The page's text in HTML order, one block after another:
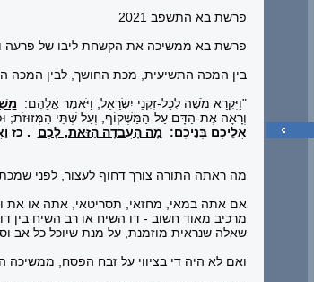
פרשת בא התשפב 2021
פרשת בא ממשיכה את הקשחת ליבו של פרעה
בין המכה התשיעית, מכת החושך, לבין המכה
"וַיִּקְרָא מֹשֶׁה לְכָל-זִקְנֵי יִשְׂרָאֵל, וַיֹּאמֶר אֲלֵהֶם:
וְרָאָה אֶת-הַדָּם עַל-הַמַּשְׁקוֹף, וְעַל שְׁתֵּי הַמְּזוּזֹת;
אֲלֵיכֶם בְּנֵיכֶם: מָה הָעֲבֹדָה הַזֹּאת, לָכֶם . כז
מה ראתה התורה צורך דחוף לעצור, לפני
אם אתה במאי, מחזאי, תסריטאי, אתה או את
מרכיב מאוד חשוב - דו השיח או רב השיח בין
שאלה שנראית מוזמנת, על מנת שיוכל כל אב
ואם לא היה די בציווי על זבח הפסח, ממשיכה